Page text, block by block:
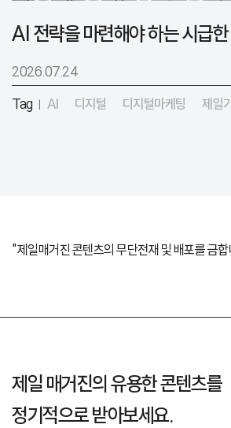
AI 전략을 마련해야 하는 시급
2026.07.24
Tag | AI 디지털 디지털마케팅 제일
"제일매거진 콘텐츠의 무단전재 및 배포를 금
제일 매거진의 유용한 콘텐츠를
정기적으로 받아보세요.